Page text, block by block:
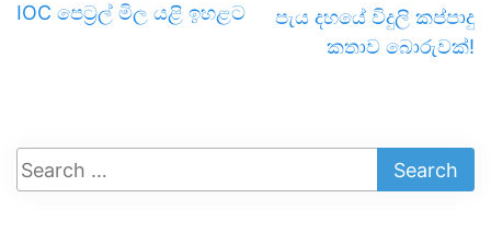
IOC පෙට්‍රල් මිල යළි ඉහළට
පැය දහයේ විදුලි කප්පාදු
කතාව බොරුවක්!